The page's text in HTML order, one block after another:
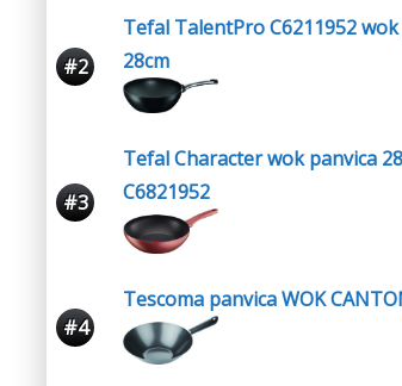
#2
Tefal TalentPro C6211952
28cm
#3
Tefal Character wok panvica
C6821952
#4
Tescoma panvica WOK